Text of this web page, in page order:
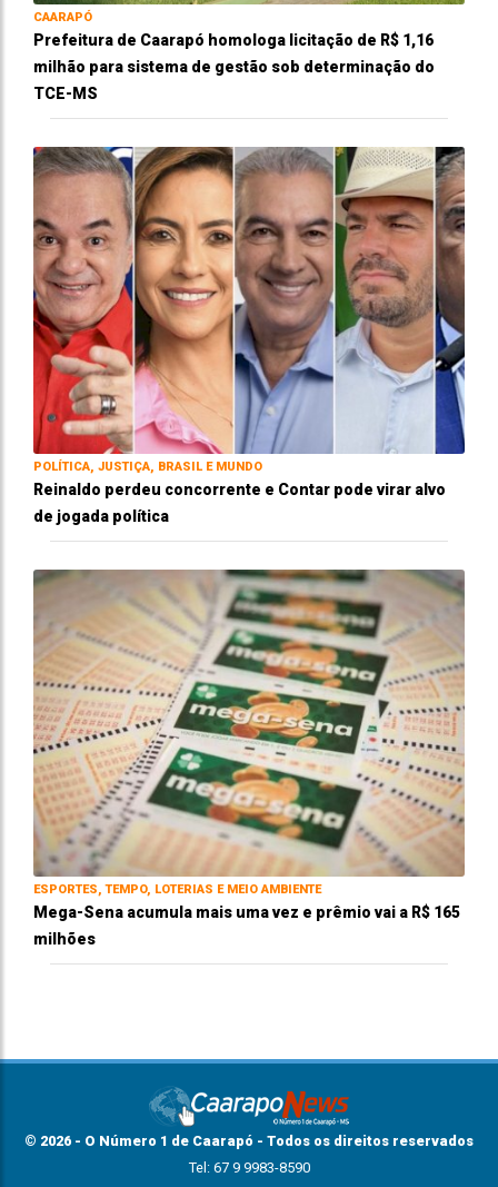
CAARAPÓ
Prefeitura de Caarapó homologa licitação de R$ 1,16
milhão para sistema de gestão sob determinação do
TCE-MS
POLÍTICA, JUSTIÇA, BRASIL E MUNDO
Reinaldo perdeu concorrente e Contar pode virar alvo
de jogada política
ESPORTES, TEMPO, LOTERIAS E MEIO AMBIENTE
Mega-Sena acumula mais uma vez e prêmio vai a R$ 165
milhões
© 2026 - O Número 1 de Caarapó - Todos os direitos reservados
Tel: 67 9 9983-8590